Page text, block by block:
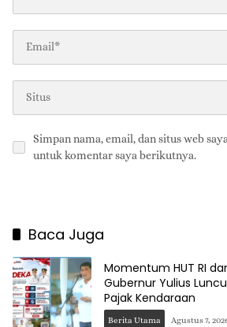
Simpan nama, email, dan situs web
untuk komentar saya berikutnya.
Baca Juga
Momentum HUT RI
Gubernur Yulius
Pajak Kendaraan
Berita Utama Agustus 7,